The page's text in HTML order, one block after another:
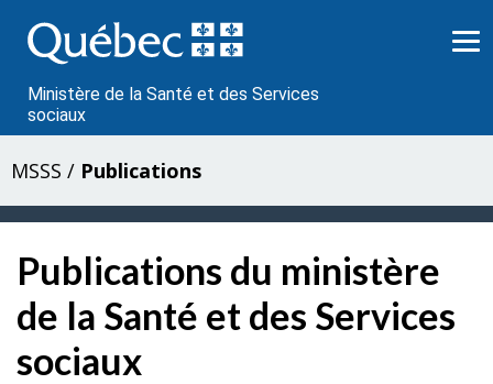
au
contenu
Ministère de la Santé et des Services
sociaux
MSSS / Publications
Publications du ministère
de la Santé et des Services
sociaux